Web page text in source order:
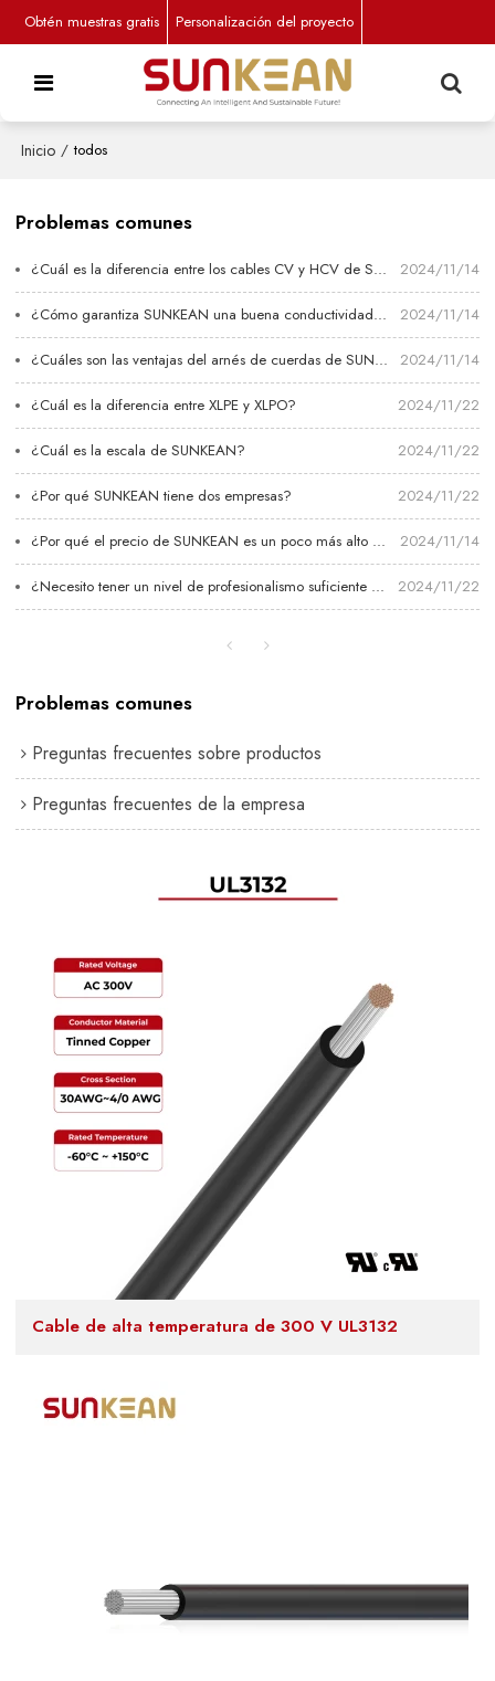
Obtén muestras gratis Personalización del proyecto
Inicio / todos
Problemas comunes
¿Cuál es la diferencia entre los cables CV y HCV de SUNKEAN? 2024/11/14
¿Cómo garantiza SUNKEAN una buena conductividad y clasificación IP del arnés de cuerdas? 2024/11/14
¿Cuáles son las ventajas del arnés de cuerdas de SUNKEAN? 2024/11/14
¿Cuál es la diferencia entre XLPE y XLPO? 2024/11/22
¿Cuál es la escala de SUNKEAN? 2024/11/22
¿Por qué SUNKEAN tiene dos empresas? 2024/11/22
¿Por qué el precio de SUNKEAN es un poco más alto que otros? 2024/11/14
¿Necesito tener un nivel de profesionalismo suficiente para convertirme en distribuidor de SUNKEAN? 2024/11/22
Problemas comunes
Preguntas frecuentes sobre productos
Preguntas frecuentes de la empresa
Cable de alta temperatura de 300 V UL3132